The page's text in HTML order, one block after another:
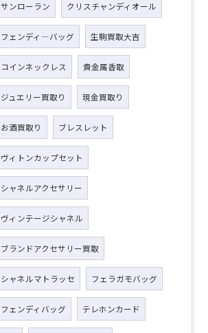
サンローラン クリスチャンディオール
フェンディ―バッグ 生駒買取大吉
コインネックレス 貴金属香取
ジュエリー買取り 現金買取り
お酒買取り ブレスレット
ヴィトンカップセット
シャネルアクセサリー
ヴィンテージシャネル
ブランドアクセサリー買取
シャネルマトラッセ フェラガモバッグ
フェンディバッグ テレホンカード